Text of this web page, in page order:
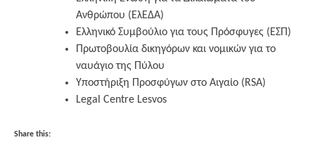
Ανθρώπου (ΕλΕΔΑ)
Ελληνικό Συμβούλιο για τους Πρόσφυγες (ΕΣΠ)
Πρωτοβουλία δικηγόρων και νομικών για το
ναυάγιο της Πύλου
Υποστήριξη Προσφύγων στο Αιγαίο (RSA)
Legal Centre Lesvos
Share this: